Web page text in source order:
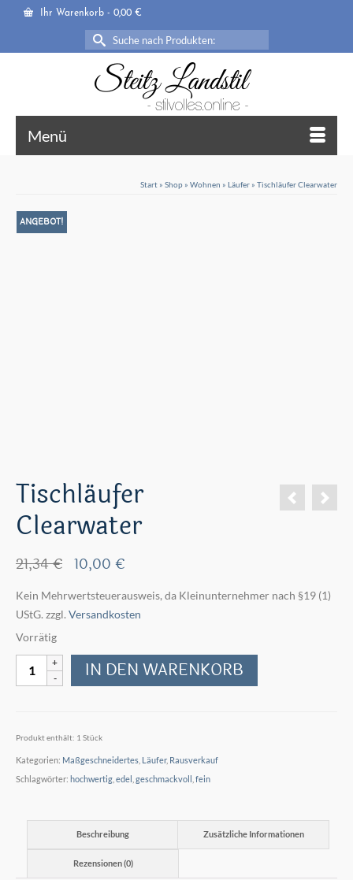
Ihr Warenkorb - 0,00 €
Suche
nach:
Menü
Start » Shop » Wohnen » Läufer » Tischläufer Clearwater
ANGEBOT!
Tischläufer
Clearwater
21,34€ Ursprünglicher
war:
21,34 €
10,00 €Aktueller
ist:
10,00 €.
Kein Mehrwertsteuerausweis, da Kleinunternehmer nach §19 (1)
UStG. zzgl. Versandkosten
Vorrätig
Tischläufer
Clearwater
IN DEN WARENKORB
Produkt enthält: 1 Stück
Kategorien: Maßgeschneidertes Läufer, Rausverkauf
Schlagwörter: hochwertig edel geschmackvoll fein
Beschreibung Zusätzliche Informationen
Rezensionen (0)